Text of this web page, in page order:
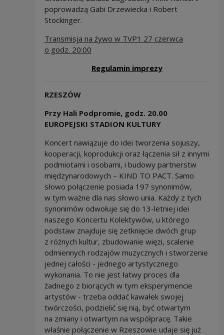
poprowadzą Gabi Drzewiecka i Robert
Stockinger.
Transmisja na żywo w TVP1 27 czerwca
o godz. 20:00
Regulamin imprezyNote, the link
RZESZÓW
Przy Hali Podpromie, godz. 20.00
EUROPEJSKI STADION KULTURY
Koncert nawiązuje do idei tworzenia sojuszy,
kooperacji, koprodukcji oraz łączenia sił z innymi
podmiotami i osobami, i budowy partnerstw
międzynarodowych – KIND TO PACT. Samo
słowo połączenie posiada 197 synonimów,
w tym ważne dla nas słowo unia. Każdy z tych
synonimów odwołuje się do 13-letniej idei
naszego Koncertu Kolektywów, u którego
podstaw znajduje się zetknięcie dwóch grup
z różnych kultur, zbudowanie więzi, scalenie
odmiennych rodzajów muzycznych i stworzenie
jednej całości - jednego artystycznego
wykonania. To nie jest łatwy proces dla
żadnego z biorących w tym eksperymencie
artystów - trzeba oddać kawałek swojej
twórczości, podzielić się nią, być otwartym
na zmiany i otwartym na współpracę. Takie
właśnie połączenie w Rzeszowie udaje się już